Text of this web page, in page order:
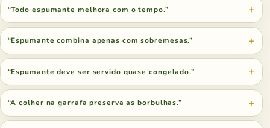
“Todo espumante melhora com o tempo.”
“Espumante combina apenas com sobremesas.”
“Espumante deve ser servido quase congelado.”
“A colher na garrafa preserva as borbulhas.”